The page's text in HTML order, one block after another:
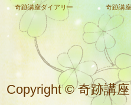
奇跡講座ダイアリー 奇跡講
Copyright © 奇跡講